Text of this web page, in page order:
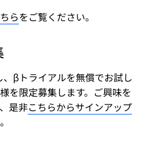
らをご覧ください。
βトライアルを無償でお試し
を限定募集します。ご興味を
是非こちらからサインアップ